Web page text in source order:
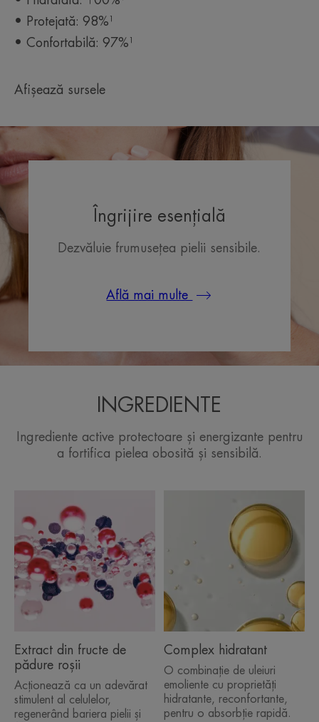
• Protejată: 98%¹
• Confortabilă: 97%¹
Afișează sursele
Îngrijire esențială
Dezvăluie frumusețea pielii sensibile.
Află mai multe
INGREDIENTE
Ingrediente active protectoare și energizante pentru
a fortifica pielea obosită și sensibilă.
Extract din fructe de
pădure roșii
Acționează ca un adevărat
stimulent al celulelor,
regenerând bariera pielii și
Complex hidratant
O combinație de uleiuri
emoliente cu proprietăți
hidratante, reconfortante,
pentru o absorbție rapidă.